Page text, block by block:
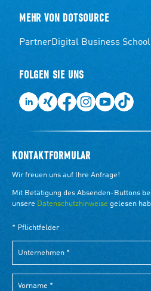
MEHR VON DOTSOURCE
PartnerDigital Business School
FOLGEN SIE UNS
KONTAKTFORMULAR